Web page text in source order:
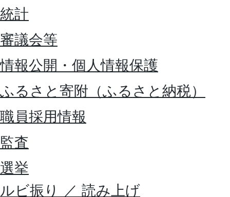
統計
審議会等
情報公開・個人情報保護
ふるさと寄附（ふるさと納税）
職員採用情報
監査
選挙
ルビ振り
／ 読み上げ